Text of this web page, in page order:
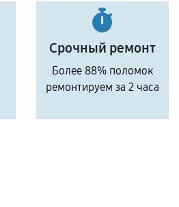
Срочный ремонт
Более 88% поломок
ремонтируем за 2 часа